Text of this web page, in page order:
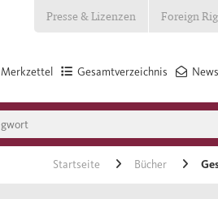
Presse & Lizenzen Foreign
Gesamtverzeichnis
Merkzettel
Startseite Bücher